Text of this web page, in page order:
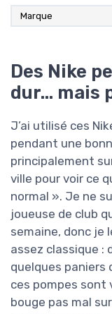
Marque
Des Nike
dur… mais
J’ai utilisé ces
pendant une
principalement
ville pour voir ce
normal ». Je ne
joueuse de club
semaine, donc je
assez classique :
quelques paniers
ces pompes sont
bouge pas mal